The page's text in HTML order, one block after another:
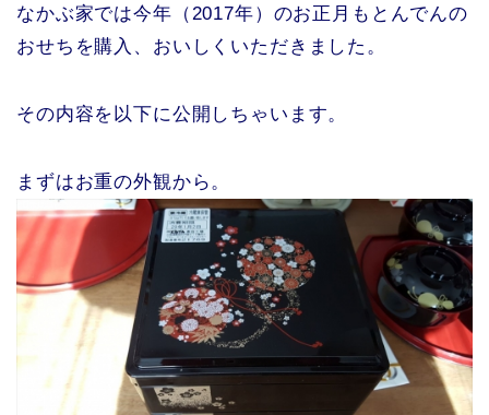
なかぶ家では今年（2017年）のお正月もとんでんの
おせちを購入、おいしくいただきました。
その内容を以下に公開しちゃいます。
まずはお重の外観から。